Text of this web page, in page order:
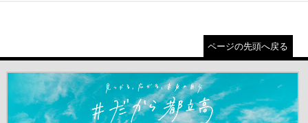
ページの先頭へ戻る
＃だから都立高（別ウインドウが開きます）